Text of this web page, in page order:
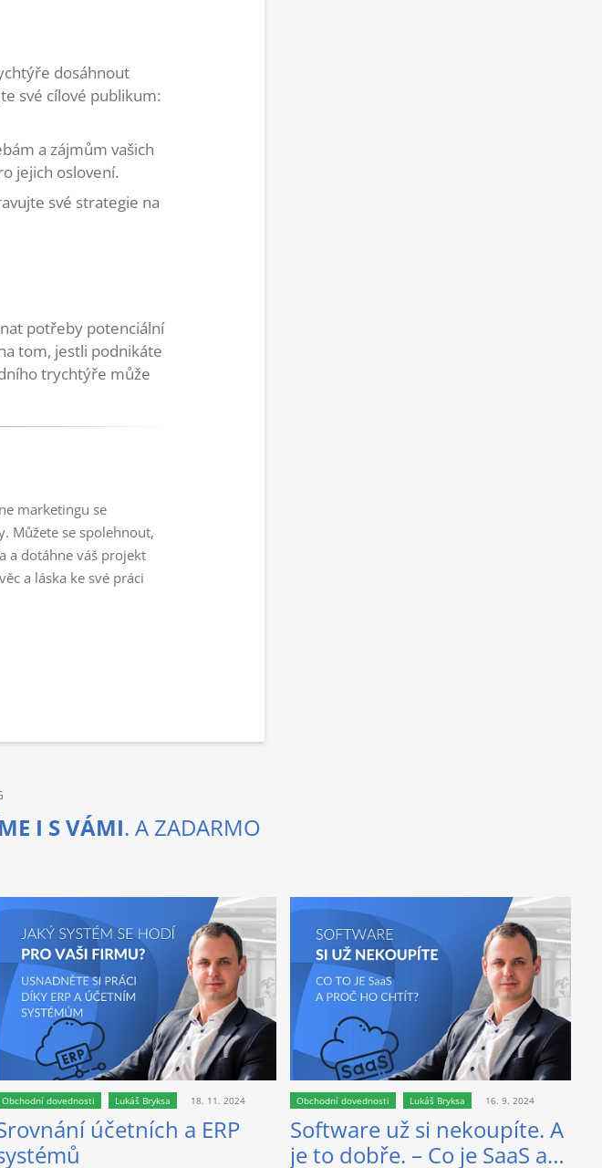
dosáhnout
své cílové publikum:
a zájmům vašich
jejich oslovení.
své strategie na
potřeby potenciální
tom, jestli podnikáte
trychtýře může
marketingu se
Můžete se spolehnout,
a dotáhne váš projekt
a láska ke své práci
I S VÁMI. A ZADARMO
Obchodní dovednosti Lukáš Bryksa 18. 11. 2024
účetních a ERP
Obchodní dovednosti Lukáš Bryksa 16. 9. 2024
Software už si nekoupíte. A
je to dobře. – Co je SaaS a